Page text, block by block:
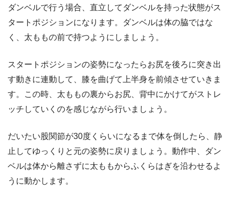
ダンベルで行う場合、直立してダンベルを持った状態がス
タートポジションになります。ダンベルは体の脇ではな
く、太ももの前で持つようにしましょう。
スタートポジションの姿勢になったらお尻を後ろに突き出
す動きに連動して、膝を曲げて上半身を前傾させていきま
す。この時、太ももの裏からお尻、背中にかけてがストレ
ッチしていくのを感じながら行いましょう。
だいたい股関節が30度くらいになるまで体を倒したら、静
止してゆっくりと元の姿勢に戻りましょう。動作中、ダン
ベルは体から離さずに太ももからふくらはぎを沿わせるよ
うに動かします。